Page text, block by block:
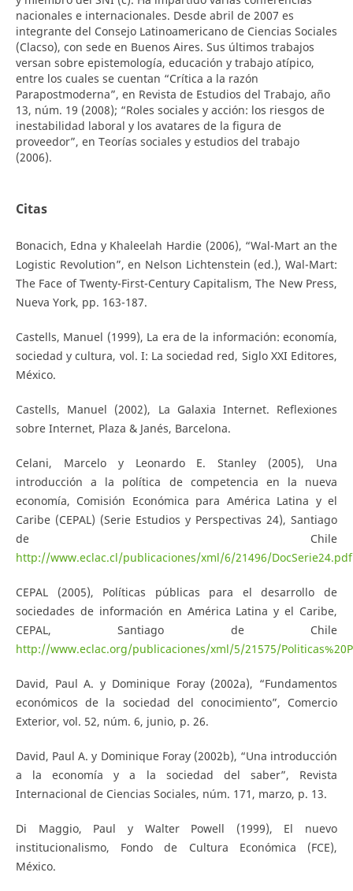
nacionales e internacionales. Desde abril de 2007 es
integrante del Consejo Latinoamericano de Ciencias Sociales
(Clacso), con sede en Buenos Aires. Sus últimos trabajos
versan sobre epistemología, educación y trabajo atípico,
entre los cuales se cuentan “Crítica a la razón
Parapostmoderna”, en Revista de Estudios del Trabajo, año
13, núm. 19 (2008); “Roles sociales y acción: los riesgos de
inestabilidad laboral y los avatares de la figura de
proveedor”, en Teorías sociales y estudios del trabajo
(2006).
Citas
Bonacich, Edna y Khaleelah Hardie (2006), “Wal-Mart an the
Logistic Revolution”, en Nelson Lichtenstein (ed.), Wal-Mart:
The Face of Twenty-First-Century Capitalism, The New Press,
Nueva York, pp. 163-187.
Castells, Manuel (1999), La era de la información: economía,
sociedad y cultura, vol. I: La sociedad red, Siglo XXI Editores,
México.
Castells, Manuel (2002), La Galaxia Internet. Reflexiones
sobre Internet, Plaza & Janés, Barcelona.
Celani, Marcelo y Leonardo E. Stanley (2005), Una
introducción a la política de competencia en la nueva
economía, Comisión Económica para América Latina y el
Caribe (CEPAL) (Serie Estudios y Perspectivas 24), Santiago
de Chile
http://www.eclac.cl/publicaciones/xml/6/21496/DocSerie24.pdf
CEPAL (2005), Políticas públicas para el desarrollo de
sociedades de información en América Latina y el Caribe,
CEPAL, Santiago de Chile
http://www.eclac.org/publicaciones/xml/5/21575/
David, Paul A. y Dominique Foray (2002a), “Fundamentos
económicos de la sociedad del conocimiento”, Comercio
Exterior, vol. 52, núm. 6, junio, p. 26.
David, Paul A. y Dominique Foray (2002b), “Una introducción
a la economía y a la sociedad del saber”, Revista
Internacional de Ciencias Sociales, núm. 171, marzo, p. 13.
Di Maggio, Paul y Walter Powell (1999), El nuevo
institucionalismo, Fondo de Cultura Económica (FCE),
México.